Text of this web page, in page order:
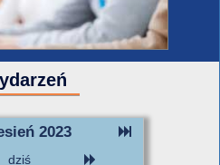
2023
dziś